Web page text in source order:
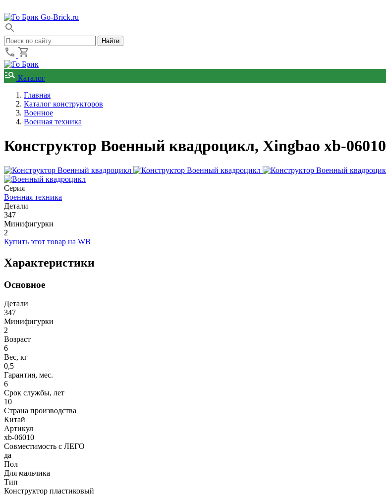
Go-Brick.ru
Каталог
Главная
Каталог конструкторов
Военное
Военная техника
Конструктор Военный квадроцикл, Xingbao xb-06010
Серия
Военная техника
Детали
347
Минифигурки
2
Купить этот товар на WB
Характеристики
Основное
Детали
347
Минифигурки
2
Возраст
6
Вес, кг
0,5
Гарантия, мес.
6
Срок службы, лет
10
Страна производства
Китай
Артикул
xb-06010
Совместимость с ЛЕГО
да
Пол
Для мальчика
Тип
Конструктор пластиковый